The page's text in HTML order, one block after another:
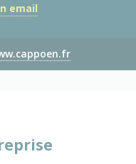
email